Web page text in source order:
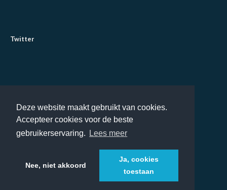
Deze website maakt gebruikt van cookies.
Accepteer cookies voor de beste
gebruikerservaring.
Lees meer
Nee, niet akkoord
Ja, cookies
toestaan
Twitter